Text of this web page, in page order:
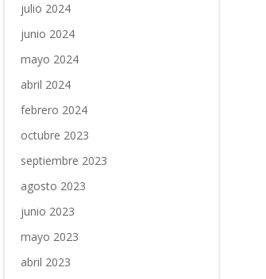
julio 2024
junio 2024
mayo 2024
abril 2024
febrero 2024
octubre 2023
septiembre 2023
agosto 2023
junio 2023
mayo 2023
abril 2023